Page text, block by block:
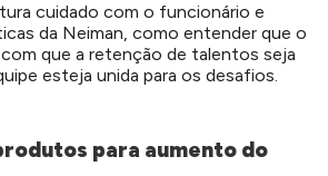
cuidado com o funcionário e
da Neiman, como entender que o
que a retenção de talentos seja
esteja unida para os desafios.
para aumento do